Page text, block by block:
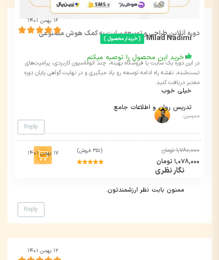
دوره آنلاین طراحی و توسعه سایت به کمک هوش مصنوعی
در این دوره یک سایت یا فروشگاه بهینه، چند اتوماسیون کاربردی، پرامپت‌های
تست‌شده، نقشه راه ادامه توسعه رو یاد میگیری و در نهایت گواهی پایان دوره
معتبر دریافت کنید.
مدرسین:
1,780,000 تومان
1,078,000 تومان
(351 فروش)
Milad Nadimi ( خریدار محصول )
۱۶ بهمن ۱۴۰۱
Reply
خرید این محصول را توصیه میکنم
خیلی خوب
تدریس روان و اطلاعات جامع.
نگار نظری
۱۷ بهمن ۱۴۰۱
Reply
ممنون بابت نظر ارزشمندتون.
۱۲ بهمن ۱۴۰۱